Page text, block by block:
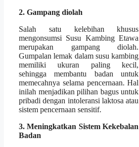
2. Gampang diolah
Salah satu kelebihan khusus
mengonsumsi Susu Kambing Etawa
merupakan gampang diolah.
Gumpalan lemak dalam susu kambing
memiliki ukuran paling kecil,
sehingga membantu badan untuk
memecahnya selama pencernaan. Hal
inilah menjadikan pilihan bagus untuk
pribadi dengan intoleransi laktosa atau
sistem pencernaan sensitif.
3. Meningkatkan Sistem Kekebalan
Badan